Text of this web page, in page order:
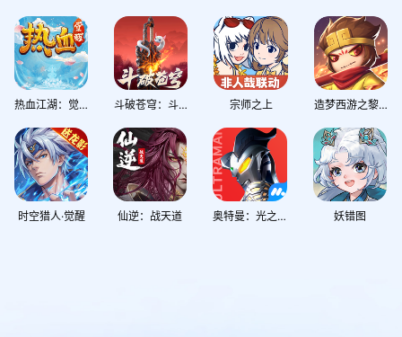
热血江湖：觉醒 斗破苍穹：斗帝之路 宗师之上 造梦西游之黎尤浩劫篇
时空猎人·觉醒 仙逆：战天道 奥特曼：光之战士 妖错图